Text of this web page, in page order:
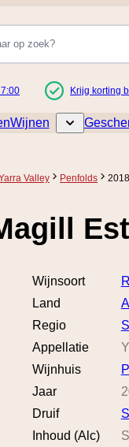
Krijg korting
Wijnen Toggle
Valley Penfolds
Wijnsoort
Land
Regio
Appellatie
Wijnhuis
Jaar
Druif
Inhoud (Alc)